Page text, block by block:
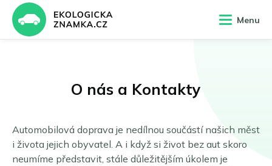
Ekologická známka Německo
Autem do Německa
Zákaz dieselů
Zákaz dieselů v Berlíně
Ekologická známka Francie
Autem do Francie
Typy známek
Rakousko
Ekologická známka Rakousko
Autem do Rakouska
Typy známek
Menu
O nás a Kontakty
Automobilová doprava je nedílnou součástí našich měst
i života jejich obyvatel. A i když si život bez aut skoro
neumíme představit, stále důležitějším úkolem je